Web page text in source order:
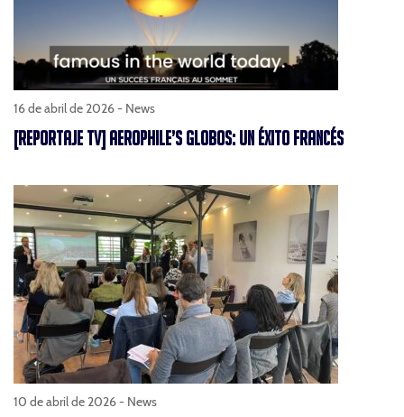
16 de abril de 2026 - News
[REPORTAJE TV] AEROPHILE’S GLOBOS: UN ÉXITO FRANCÉS
10 de abril de 2026 - News